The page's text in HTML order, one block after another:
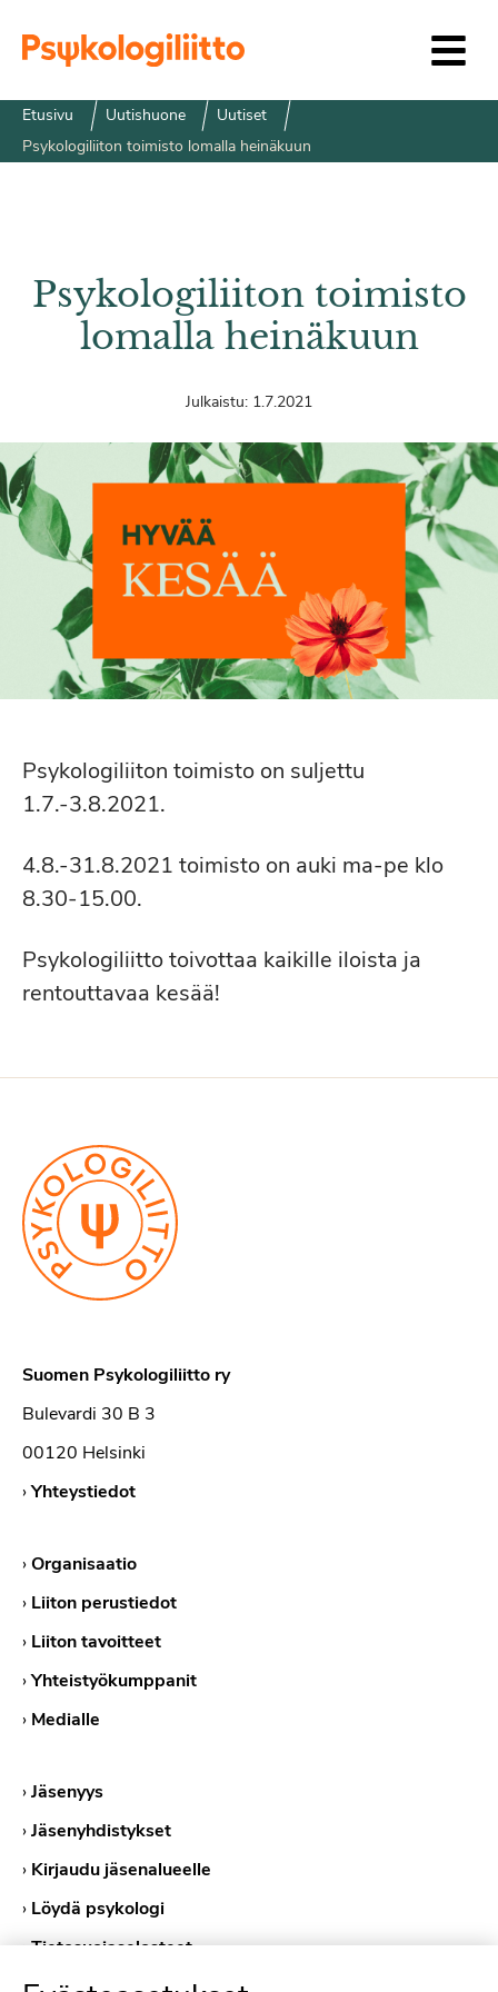
Etusivu Uutishuone
Uutiset
Psykologiliiton toimisto lomalla heinäkuun
Psykologiliiton toimisto
lomalla heinäkuun
Julkaistu: 1.7.2021
Psykologiliiton toimisto on suljettu
1.7.-3.8.2021.
4.8.-31.8.2021 toimisto on auki ma-pe klo
8.30-15.00.
Psykologiliitto toivottaa kaikille iloista ja
rentouttavaa kesää!
Suomen Psykologiliitto ry
Bulevardi 30 B 3
00120 Helsinki
›Yhteystiedot
›Organisaatio
› Liiton perustiedot
› Liiton tavoitteet
›Yhteistyökumppanit
› Medialle
›Jäsenyys
›Jäsenyhdistykset
› Kirjaudu jäsenalueelle
› Löydä psykologi
›Tietosuojaselosteet
›Evästekäytännöt